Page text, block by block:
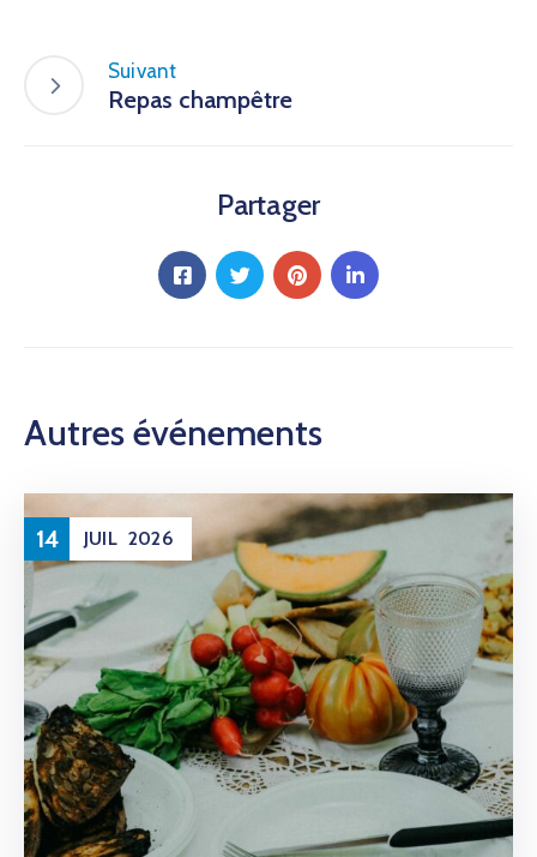
Suivant
Repas champêtre
Partager
Autres événements
14 JUIL 2026